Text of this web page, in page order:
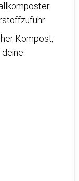
Kompost,